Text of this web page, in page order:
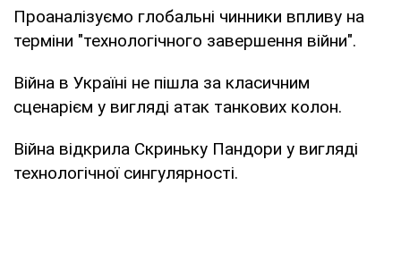
Проаналізуємо глобальні чинники впливу на
терміни "технологічного завершення війни".
Війна в Україні не пішла за класичним
сценарієм у вигляді атак танкових колон.
Війна відкрила Скриньку Пандори у вигляді
технологічної сингулярності.